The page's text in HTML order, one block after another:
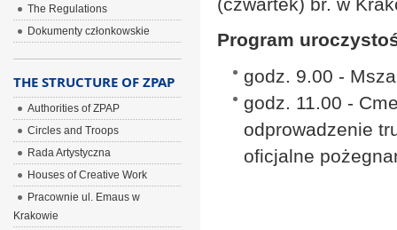
Program
godz. 9.00 -
godz. 11.00 -
odprowadzenie
oficjalne
The Regulations
Dokumenty członkowskie
THE STRUCTURE OF ZPAP
Authorities of ZPAP
Circles and Troops
Rada Artystyczna
Houses of Creative Work
Pracownie ul. Emaus w
Krakowie